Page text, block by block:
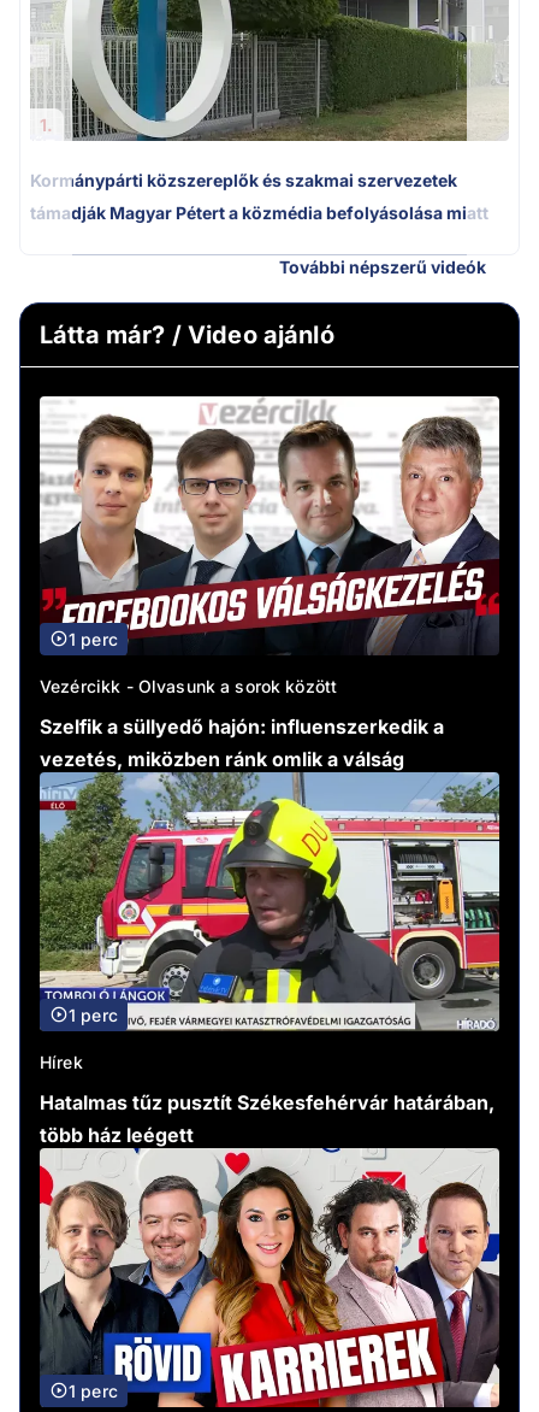
1.
Kormánypárti közszereplők és szakmai szervezetek
támadják Magyar Pétert a közmédia befolyásolása miatt
További népszerű videók
Látta már? / Video ajánló
1 perc
Vezércikk - Olvasunk a sorok között
Szelfik a süllyedő hajón: influenszerkedik a
vezetés, miközben ránk omlik a válság
1 perc
Hírek
Hatalmas tűz pusztít Székesfehérvár határában,
több ház leégett
1 perc